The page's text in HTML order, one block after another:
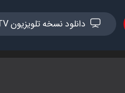
دانلود نسخه تلویزیون TV